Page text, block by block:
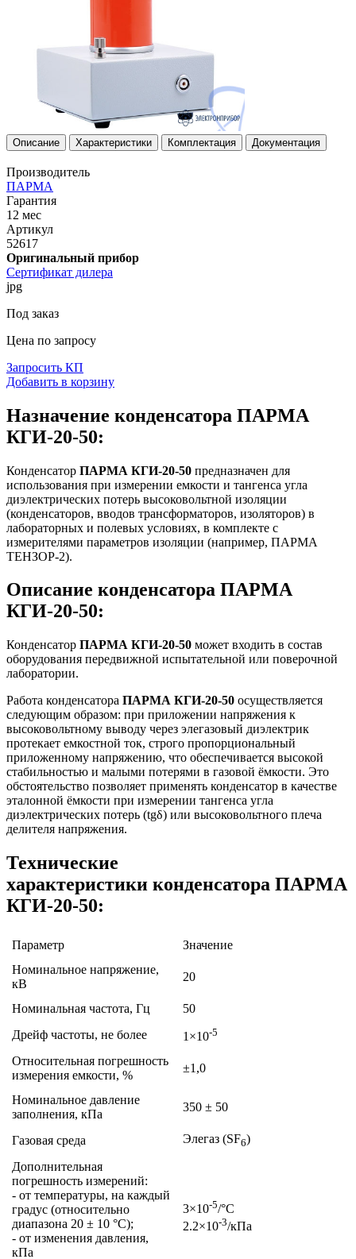
Описание Характеристики Комплектация Документация
Производитель
ПAРМА
Гарантия
12 мес
Артикул
52617
Оригинальный прибор
Сертификат дилера
jpg
Под заказ
Цена по запросу
Запросить КП
Добавить в корзину
Назначение конденсатора ПАРМА
КГИ-20-50:
Конденсатор ПАРМА КГИ-20-50 предназначен для
использования при измерении емкости и тангенса угла
диэлектрических потерь высоковольтной изоляции
(конденсаторов, вводов трансформаторов, изоляторов) в
лабораторных и полевых условиях, в комплекте с
измерителями параметров изоляции (например, ПАРМА
ТЕНЗОР-2).
Описание конденсатора ПАРМА
КГИ-20-50:
Конденсатор ПАРМА КГИ-20-50 может входить в состав
оборудования передвижной испытательной или поверочной
лаборатории.
Работа конденсатора ПАРМА КГИ-20-50 осуществляется
следующим образом: при приложении напряжения к
высоковольтному выводу через элегазовый диэлектрик
протекает емкостной ток, строго пропорциональный
приложенному напряжению, что обеспечивается высокой
стабильностью и малыми потерями в газовой ёмкости. Это
обстоятельство позволяет применять конденсатор в качестве
эталонной ёмкости при измерении тангенса угла
диэлектрических потерь (tgδ) или высоковольтного плеча
делителя напряжения.
Технические
характеристики конденсатора ПАРМА
КГИ-20-50:
Параметр
Значение
Номинальное напряжение,
кВ
20
Номинальная частота, Гц
50
Дрейф частоты, не более
1×10-5
Относительная погрешность
измерения емкости, %
±1,0
Номинальное давление
заполнения, кПа
350 ± 50
Газовая среда Элегаз (SF6)
Дополнительная
погрешность измерений:
- от температуры, на каждый
градус (относительно
диапазона 20 ± 10 °C);
- от изменения давления,
кПа
3×10-5/°C
2.2×10-3/кПа